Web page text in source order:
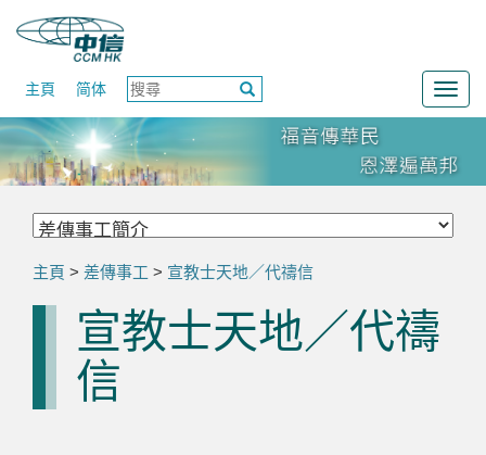
主頁 简体
主頁 > 差傳事工 > 宣教士天地／代禱信
宣教士天地／代禱
信